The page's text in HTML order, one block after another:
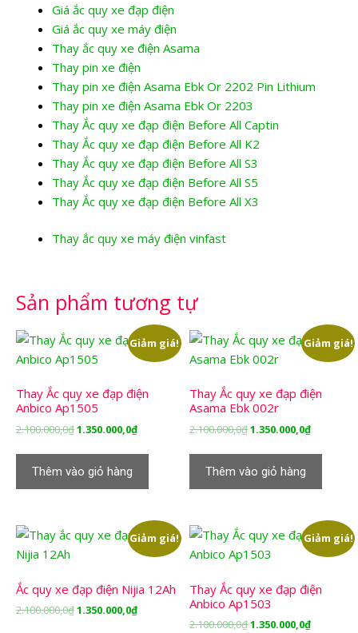
Giá ắc quy xe đạp điện
Giá ắc quy xe máy điện
Thay ắc quy xe điện Asama
Thay pin xe điện
Thay pin xe điện Asama Ebk Or 2202 Pin Lithium
Thay pin xe điện Asama Ebk Or 2203
Thay Ắc quy xe đạp điện Before All Captin
Thay Ắc quy xe đạp điện Before All K2
Thay Ắc quy xe đạp điện Before All S3
Thay Ắc quy xe đạp điện Before All S5
Thay Ắc quy xe đạp điện Before All X3
Thay ắc quy xe máy điện vinfast
Sản phẩm tương tự
Giảm giá!
Thay Ắc quy xe đạp điện
Anbico Ap1505
2.100.000,0₫Giá
2.100.000,0₫.
1.350.000,0₫Giá
1.350.000,0₫.
Thêm vào giỏ hàng
Giảm giá!
Thay Ắc quy xe đạp điện
Asama Ebk 002r
2.100.000,0₫Giá
2.100.000,0₫.
1.350.000,0₫Giá
Thêm vào giỏ hàng
Giảm giá!
Ắc quy xe đạp điện Nijia 12Ah
2.100.000,0₫Giá
1.350.000,0₫Giá
Giảm giá!
Thay Ắc quy xe đạp điện
Anbico Ap1503
2.100.000,0₫Giá
1.350.000,0₫Giá